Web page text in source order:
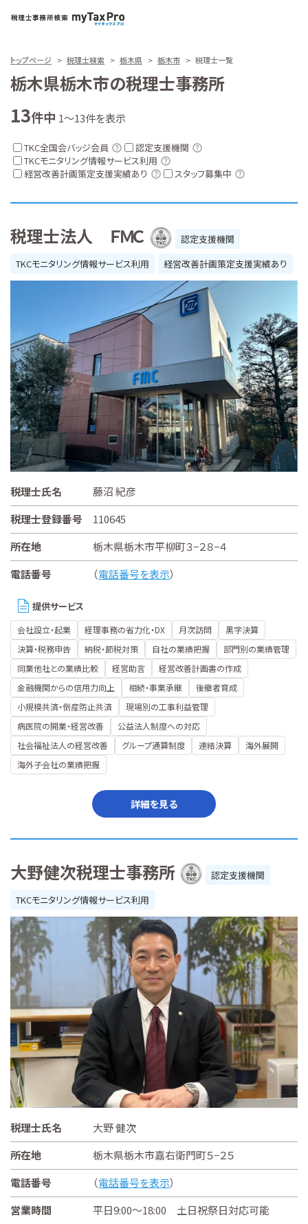
トップページ 税理士検索 栃木県 栃木市 税理士一覧
栃木県栃木市の税理士事務所
13件中 1～13件を表示
TKC全国会バッジ会員
認定支援機関
TKCモニタリング情報サービス利用
経営改善計画策定支援実績あり
スタッフ募集中
税理士法人 ＦＭＣ
認定支援機関
TKCモニタリング情報サービス利用
経営改善計画策定支援実績あり
税理士氏名
藤沼 紀彦
税理士登録番号
110645
所在地
栃木県栃木市平柳町３−２８−４
電話番号
（電話番号を表示）
提供サービス
会社設立・起業 経理事務の省力化・DX 月次訪問
黒字決算
決算・税務申告
納税・節税対策 自社の業績把握
部門別の業績管理
同業他社との業績比較
経営助言
経営改善計画書の作成
金融機関からの信用力向上
相続・事業承継
後継者育成
小規模共済・倒産防止共済
現場別の工事利益管理
病医院の開業・経営改善
公益法人制度への対応
社会福祉法人の経営改善
グループ通算制度 連結決算
海外展開
海外子会社の業績把握
詳細を見る
大野健次税理士事務所
認定支援機関
TKCモニタリング情報サービス利用
税理士氏名
大野 健次
所在地
栃木県栃木市嘉右衛門町５−２５
電話番号
（電話番号を表示）
営業時間
平日9:00～18:00 土日祝祭日対応可能